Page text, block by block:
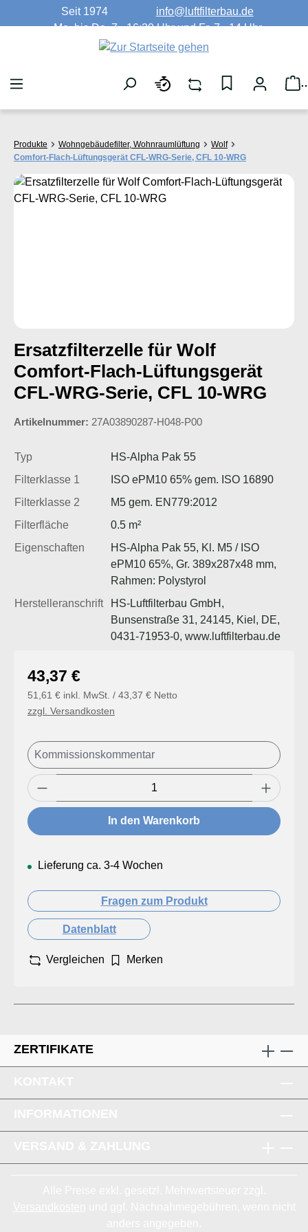
Zum Hauptinhalt springen
Seit 1974
info@luftfilterbau.de
Mo. bis Do. 7 - 16:30 Uhr und Fr. 7 - 14 Uhr
Produkte Wohngebäudefilter, Wohnraumlüftung
Wolf
Comfort-Flach-Lüftungsgerät CFL-WRG-Serie, CFL 10-WRG
Bildergalerie überspringen
Ersatzfilterzelle für Wolf
Comfort-Flach-Lüftungsgerät
CFL-WRG-Serie, CFL 10-WRG
Artikelnummer: 27A03890287-H048-P00
Typ
HS-Alpha Pak 55
Filterklasse 1
ISO ePM10 65% gem. ISO 16890
Filterklasse 2
M5 gem. EN779:2012
Filterfläche
0.5 m²
Eigenschaften
HS-Alpha Pak 55, Kl. M5 / ISO
ePM10 65%, Gr. 389x287x48 mm,
Rahmen: Polystyrol
Herstelleranschrift
HS-Luftfilterbau GmbH,
Bunsenstraße 31, 24145, Kiel, DE,
0431-71953-0, www.luftfilterbau.de
Regulärer Preis:
43,37 €
51,61 € inkl. MwSt. / 43,37 € Netto
zzgl. Versandkosten
Produkt Anzahl: Gib den gewünschten
In den Warenkorb
Lieferung ca. 3-4 Wochen
Fragen zum Produkt
Datenblatt
Vergleichen Merken
ZERTIFIKATE